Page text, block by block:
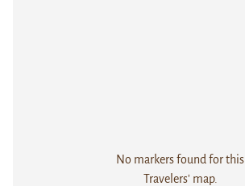
No markers found for this
Travelers' map.